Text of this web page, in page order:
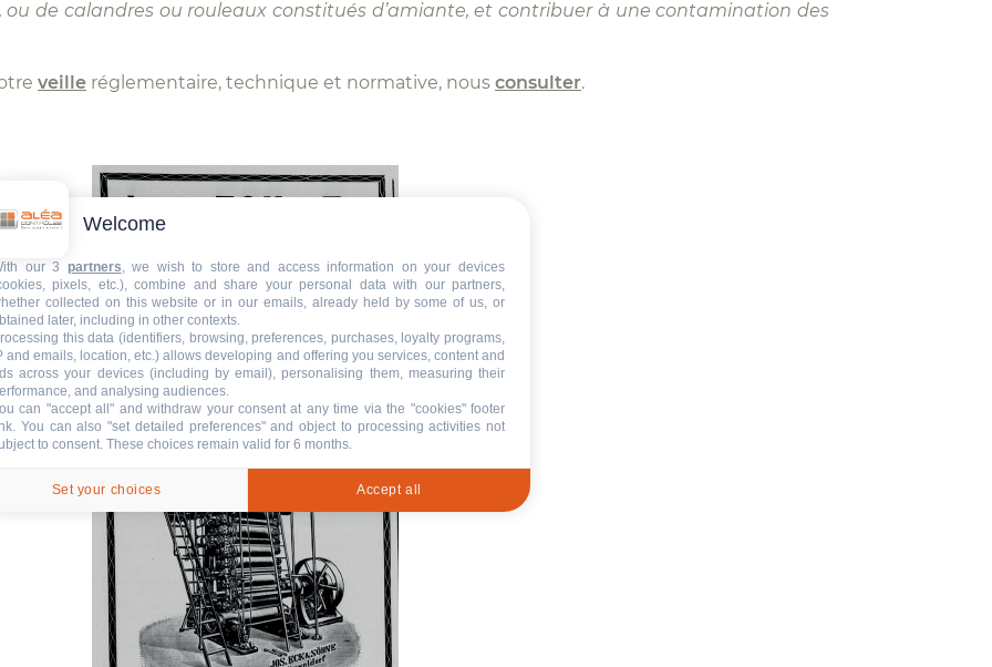
de calandres ou rouleaux constitués d’amiante, et contribuer à une contamination des
veille réglementaire, technique et normative, nous consulter.
Welcome
our 3 partners, we wish to store and access information on your devices
pixels, etc.), combine and share your personal data with our partners,
collected on this website or in our emails, already held by some of us, or
later, including in other contexts.
this data (identifiers, browsing, preferences, purchases, loyalty programs,
and emails, location, etc.) allows developing and offering you services, content and
across your devices (including by email), personalising them, measuring their
and analysing audiences.
can "accept all" and withdraw your consent at any time via the "cookies" footer
. You can also "set detailed preferences" and object to processing activities not
to consent. These choices remain valid for 6 months.
Set your choices Accept all